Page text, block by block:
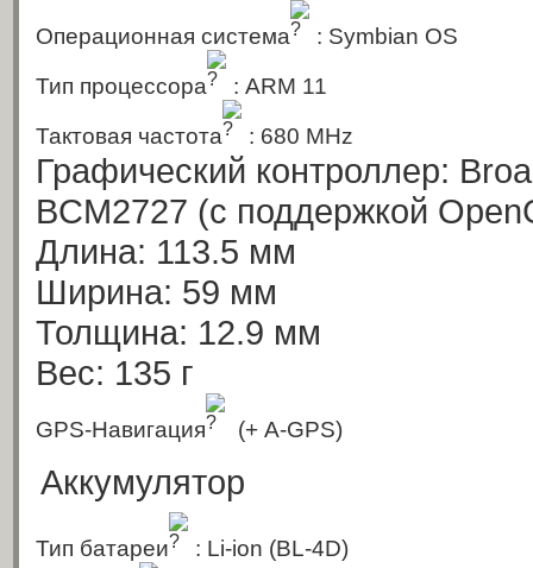
Операционная система : Symbian OS
Тип процессора : ARM 11
Тактовая частота : 680 MHz
Графический контроллер:
BCM2727 (с поддержкой
Длина: 113.5 мм
Ширина: 59 мм
Толщина: 12.9 мм
Вес: 135 г
GPS-Навигация (+ A-GPS)
Аккумулятор
Тип батареи : Li-ion (BL-4D)